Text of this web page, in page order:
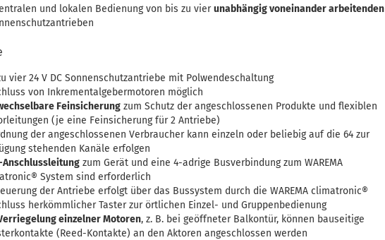
und lokalen Bedienung von bis zu vierunabhängig voneinander arbeitenden
vier 24 V DC Sonnenschutzantriebe mit Polwendeschaltung
von Inkrementalgebermotoren möglich
Feinsicherung zum Schutz der angeschlossenen Produkte und flexiblen
(je eine Feinsicherung für 2 Antriebe)
der angeschlossenen Verbraucher kann einzeln oder beliebig auf die 64 zur
stehenden Kanäle erfolgen
Anschlussleitung zum Gerät und eine 4-adrige Busverbindung zum WAREMA
System sind erforderlich
der Antriebe erfolgt über das Bussystem durch die WAREMA climatronic®
herkömmlicher Taster zur örtlichen Einzel- und Gruppenbedienung
einzelner Motoren, z. B. bei geöffneter Balkontür, können bauseitige
(Reed-Kontakte) an den Aktoren angeschlossen werden